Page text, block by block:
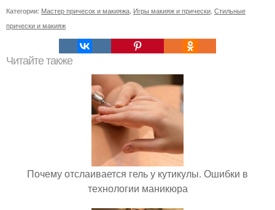
Категории: Мастер причесок и макияжа, Игры макияж и прически, Стильные
прически и макияж
Читайте также
Почему отслаивается гель у кутикулы. Ошибки в
технологии маникюра